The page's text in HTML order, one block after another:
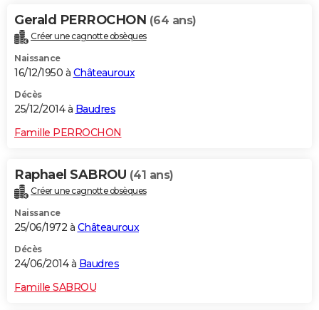
Gerald PERROCHON (64 ans)
Créer une cagnotte obsèques
Naissance
16/12/1950 à Châteauroux
Décès
25/12/2014 à Baudres
Famille PERROCHON
Raphael SABROU (41 ans)
Créer une cagnotte obsèques
Naissance
25/06/1972 à Châteauroux
Décès
24/06/2014 à Baudres
Famille SABROU